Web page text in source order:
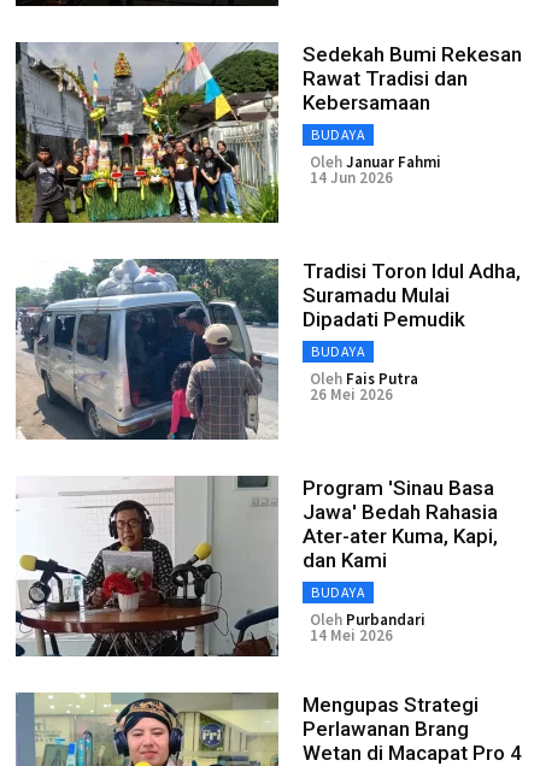
Sedekah Bumi Rekesan
Rawat Tradisi dan
Kebersamaan
BUDAYA
OlehJanuar Fahmi
14 Jun 2026
Tradisi Toron Idul Adha,
Suramadu Mulai
Dipadati Pemudik
BUDAYA
Oleh Fais Putra
26 Mei 2026
Program 'Sinau Basa
Jawa' Bedah Rahasia
Ater-ater Kuma, Kapi,
dan Kami
BUDAYA
Oleh Purbandari
14 Mei 2026
Mengupas Strategi
Perlawanan Brang
Wetan di Macapat Pro 4